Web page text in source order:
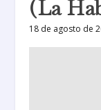
(La
18 de agosto de